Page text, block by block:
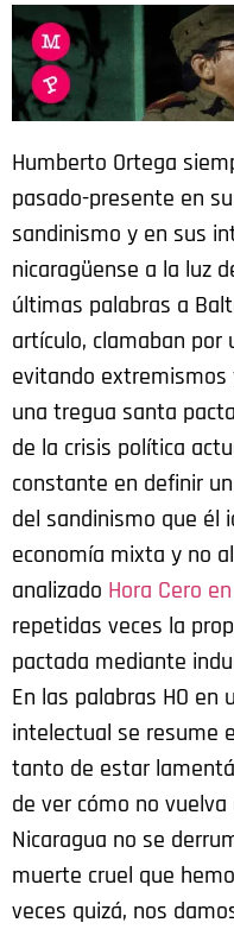
Humberto Ortega
pasado-presente en
sandinismo y en sus
nicaragüense a la luz
últimas palabras a
artículo, clamaban
evitando extremismos
una tregua santa
de la crisis política
constante en definir
del sandinismo que él
economía mixta y no
analizado Hora Cero
repetidas veces la
pactada mediante
En las palabras HO
intelectual se resume
tanto de estar
de ver cómo no
Nicaragua no se
muerte cruel que
veces quizá, nos